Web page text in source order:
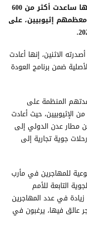
أفادت منظمة الهجرة الدولية (IOM) أنها ساعدت أكثر من 600
إثيوبيين، على
الاثنين، إنها أعادت
الأصلية ضمن برنامج العودة
المنظمة على
الإثيوبيين، حيث أعادت
من مطار عدن الدولي إلى
44 مهاجراً عبر رحلات جوية تجارية إلى
للمهاجرين في مأرب
التابعة للأمم
في عدد المهاجرين
مع وجود حوالي 4,500 مهاجر عالق فيها، يرغبون في